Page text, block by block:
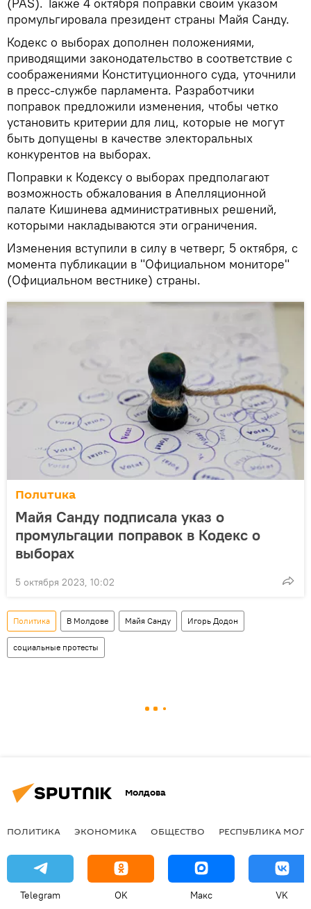
промульгировала президент страны Майя Санду.
Кодекс о выборах дополнен положениями,
приводящими законодательство в соответствие с
соображениями Конституционного суда, уточнили
в пресс-службе парламента. Разработчики
поправок предложили изменения, чтобы четко
установить критерии для лиц, которые не могут
быть допущены в качестве электоральных
конкурентов на выборах.
Поправки к Кодексу о выборах предполагают
возможность обжалования в Апелляционной
палате Кишинева административных решений,
которыми накладываются эти ограничения.
Изменения вступили в силу в четверг, 5 октября, с
момента публикации в "Официальном мониторе"
(Официальном вестнике) страны.
Политика
Майя Санду подписала указ о
промульгации поправок в Кодекс о
выборах
5 октября 2023, 10:02
Политика В Молдове Майя Санду Игорь Додон
социальные протесты
Молдова
ПОЛИТИКА ЭКОНОМИКА ОБЩЕСТВО РЕСПУБЛИКА
Telegram OK Макс VK